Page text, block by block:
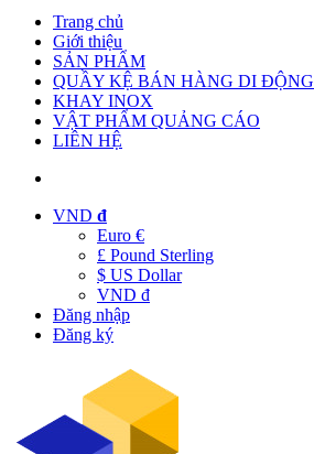
Trang chủ
Giới thiệu
SẢN PHẨM
QUẦY KỆ BÁN HÀNG DI ĐỘNG
KHAY INOX
VẬT PHẨM QUẢNG CÁO
LIÊN HỆ
VND đ
Euro €
£ Pound Sterling
$ US Dollar
VND đ
Đăng nhập
Đăng ký